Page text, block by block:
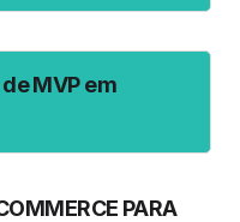
MVP em
PARA